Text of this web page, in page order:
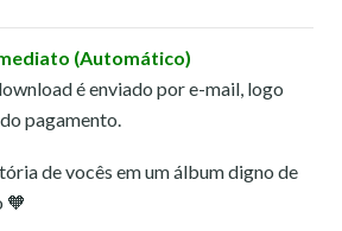
(Automático)
é enviado por e-mail, logo
pagamento.
de vocês em um álbum digno de
🧡